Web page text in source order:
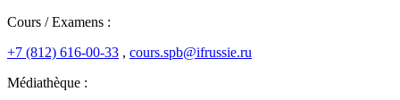
Cours / Examens :
+7 (812) 616-00-33 , cours.spb@ifrussie.ru
Médiathèque :